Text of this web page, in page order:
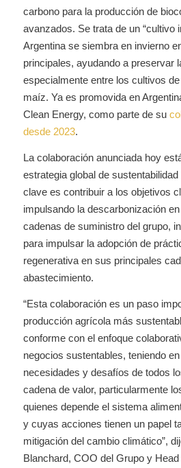
carbono para la producción de
avanzados. Se trata de un “cultivo
Argentina se siembra en invierno
principales, ayudando a preservar
especialmente entre los cultivos
maíz. Ya es promovida en
Clean Energy, como parte de su
desde 2023.
La colaboración anunciada hoy
estrategia global de
clave es contribuir a los objetivos
impulsando la descarbonización
cadenas de suministro del grupo,
para impulsar la adopción de
regenerativa en sus principales
abastecimiento.
“Esta colaboración es un paso
producción agrícola más
conforme con el enfoque
negocios sustentables, teniendo
necesidades y desafíos de todos
cadena de valor, particularmente
quienes depende el sistema
y cuyas acciones tienen un papel
mitigación del cambio climático”,
Blanchard, COO del Grupo y